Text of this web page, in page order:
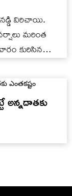
విరిచాయి.
మరింత
కురిసిన
అన్నదాతకు